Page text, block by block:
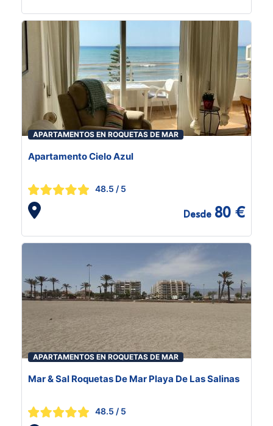
APARTAMENTOS EN ROQUETAS DE MAR
Apartamento Cielo Azul
48.5 / 5
Desde 80 €
APARTAMENTOS EN ROQUETAS DE MAR
Mar & Sal Roquetas De Mar Playa De Las Salinas
48.5 / 5